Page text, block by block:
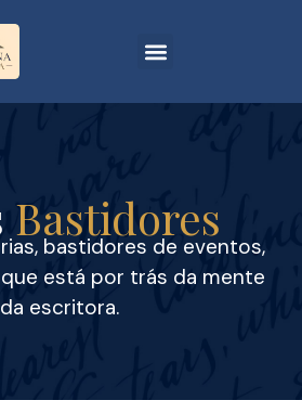
Bastidores
bastidores de eventos,
está por trás da mente
da escritora.